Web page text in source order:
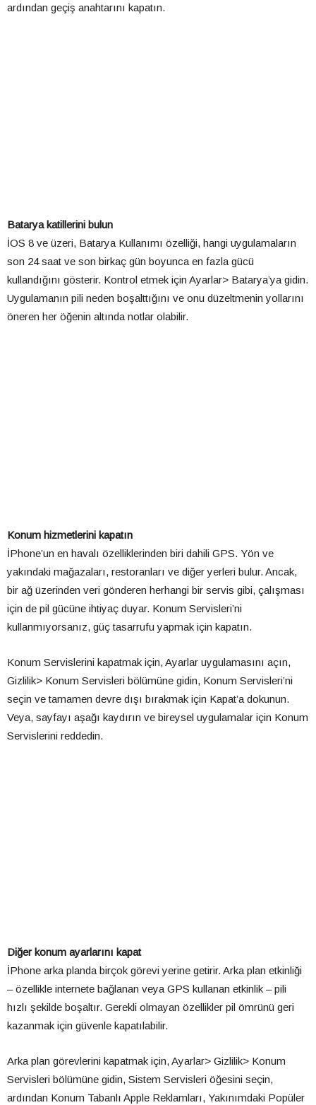
ardından geçiş anahtarını kapatın.
Batarya katillerini bulun
İOS 8 ve üzeri, Batarya Kullanımı özelliği, hangi uygulamaların
son 24 saat ve son birkaç gün boyunca en fazla gücü
kullandığını gösterir. Kontrol etmek için Ayarlar> Batarya’ya gidin.
Uygulamanın pili neden boşalttığını ve onu düzeltmenin yollarını
öneren her öğenin altında notlar olabilir.
Konum hizmetlerini kapatın
İPhone’un en havalı özelliklerinden biri dahili GPS. Yön ve
yakındaki mağazaları, restoranları ve diğer yerleri bulur. Ancak,
bir ağ üzerinden veri gönderen herhangi bir servis gibi, çalışması
için de pil gücüne ihtiyaç duyar. Konum Servisleri’ni
kullanmıyorsanız, güç tasarrufu yapmak için kapatın.
Konum Servislerini kapatmak için, Ayarlar uygulamasını açın,
Gizlilik> Konum Servisleri bölümüne gidin, Konum Servisleri’ni
seçin ve tamamen devre dışı bırakmak için Kapat’a dokunun.
Veya, sayfayı aşağı kaydırın ve bireysel uygulamalar için Konum
Servislerini reddedin.
Diğer konum ayarlarını kapat
İPhone arka planda birçok görevi yerine getirir. Arka plan etkinliği
– özellikle internete bağlanan veya GPS kullanan etkinlik – pili
hızlı şekilde boşaltır. Gerekli olmayan özellikler pil ömrünü geri
kazanmak için güvenle kapatılabilir.
Arka plan görevlerini kapatmak için, Ayarlar> Gizlilik> Konum
Servisleri bölümüne gidin, Sistem Servisleri öğesini seçin,
ardından Konum Tabanlı Apple Reklamları, Yakınımdaki Popüler